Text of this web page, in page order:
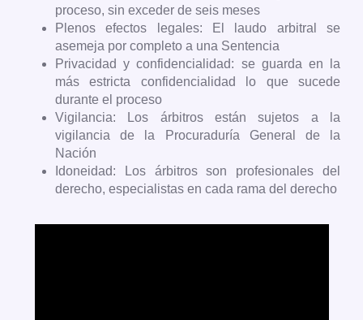
proceso, sin exceder de seis meses
Plenos efectos legales: El laudo arbitral se
asemeja por completo a una Sentencia
Privacidad y confidencialidad: se guarda en la
más estricta confidencialidad lo que sucede
durante el proceso
Vigilancia: Los árbitros están sujetos a la
vigilancia de la Procuraduría General de la
Nación
Idoneidad: Los árbitros son profesionales del
derecho, especialistas en cada rama del derecho